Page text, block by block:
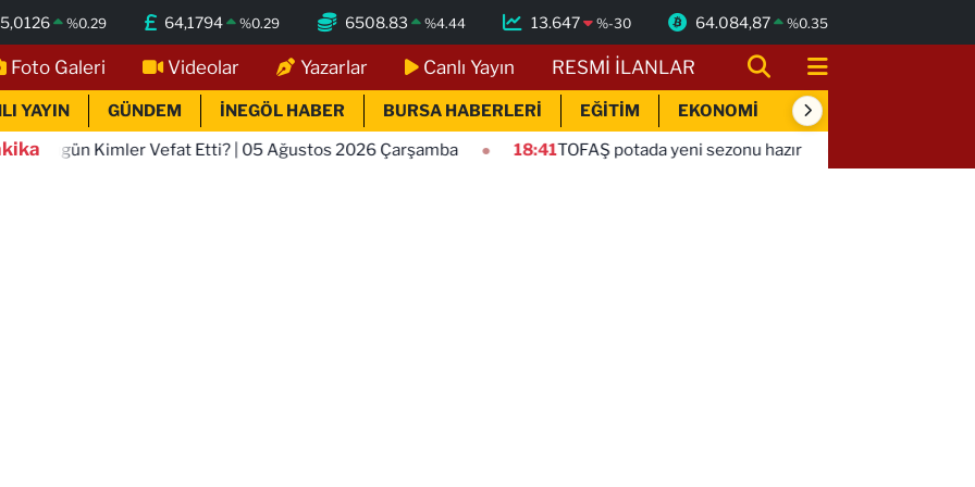
%0.29 64,1794 %0.29 6508.83 %4.44 13.647 %-30 64.084,87 %0.35
Foto Galeri Videolar Yazarlar Canlı Yayın RESMİ İLANLAR
YAYIN GÜNDEM İNEGÖL HABER BURSA HABERLERİ EĞİTİM EKONOMİ SİYASET
Vefat Etti? | 05 Ağustos 2026 Çarşamba 18:41TOFAŞ potada yeni sezonu hazır 18:40İnegöl'de 5 Ağustos